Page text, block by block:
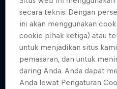
secara teknis. Dengan
ini akan menggunakan
cookie pihak ketiga) atau
untuk menjadikan situs
pemasaran, dan untuk
daring Anda. Anda dapat
Anda lewat Pengaturan